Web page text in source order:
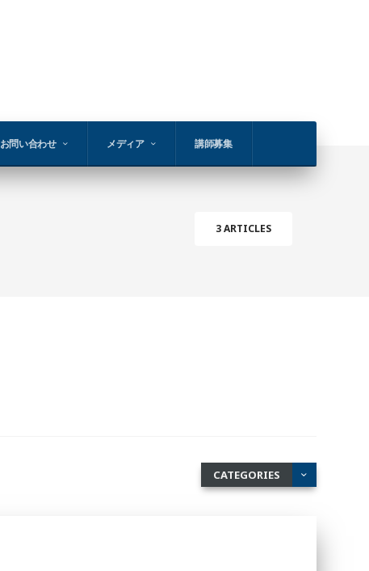
お問い合わせ メディア 講師募集
3 ARTICLES
CATEGORIES